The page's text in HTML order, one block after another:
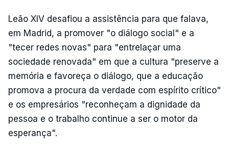
Leão XIV desafiou a assistência para que falava,
em Madrid, a promover "o diálogo social" e a
"tecer redes novas" para "entrelaçar uma
sociedade renovada" em que a cultura "preserve a
memória e favoreça o diálogo, que a educação
promova a procura da verdade com espírito crítico"
e os empresários "reconheçam a dignidade da
pessoa e o trabalho continue a ser o motor da
esperança".